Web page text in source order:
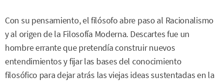
Con su pensamiento, el filósofo abre paso al Racionalismo
y al origen de la Filosofía Moderna. Descartes fue un
hombre errante que pretendía construir nuevos
entendimientos y fijar las bases del conocimiento
filosófico para dejar atrás las viejas ideas sustentadas en la